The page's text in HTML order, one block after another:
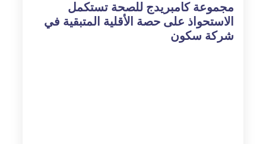
مجموعة كامبريدج للصحة تستكمل
الاستحواذ على حصة الأقلية المتبقية في
شركة سكون